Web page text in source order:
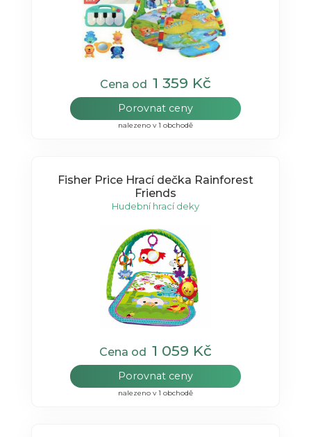
Cena od 1 359 Kč
Porovnat ceny
nalezeno v 1 obchodě
Fisher Price Hrací dečka Rainforest
Friends
Hudební hrací deky
Cena od 1 059 Kč
Porovnat ceny
nalezeno v 1 obchodě